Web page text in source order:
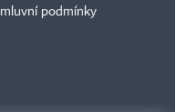
podmínky